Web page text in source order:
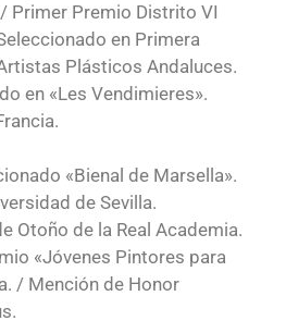
/ Primer Premio Distrito VI
en Primera
Plásticos Andaluces.
en «Les Vendimieres».
«Bienal de Marsella».
de Sevilla.
Otoño de la Real Academia.
«Jóvenes Pintores para
/ Mención de Honor